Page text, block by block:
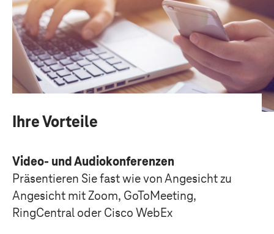
Ihre Vorteile
Video- und Audiokonferenzen
Präsentieren Sie fast wie von Angesicht zu
Angesicht mit Zoom, GoToMeeting,
RingCentral oder Cisco WebEx
Telefon
Position*